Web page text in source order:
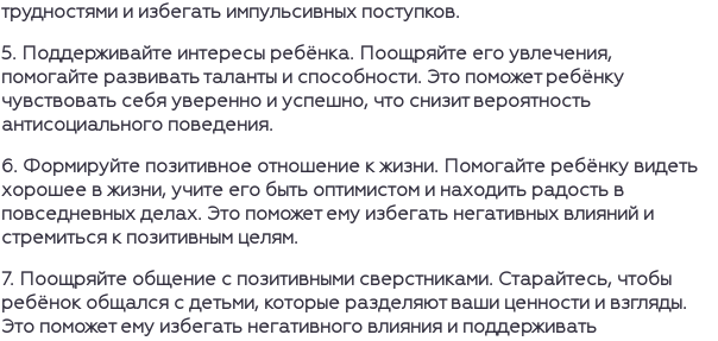
трудностями и избегать импульсивных поступков.
5. Поддерживайте интересы ребёнка. Поощряйте его увлечения,
помогайте развивать таланты и способности. Это поможет ребёнку
чувствовать себя уверенно и успешно, что снизит вероятность
антисоциального поведения.
6. Формируйте позитивное отношение к жизни. Помогайте ребёнку видеть
хорошее в жизни, учите его быть оптимистом и находить радость в
повседневных делах. Это поможет ему избегать негативных влияний и
стремиться к позитивным целям.
7. Поощряйте общение с позитивными сверстниками. Старайтесь, чтобы
ребёнок общался с детьми, которые разделяют ваши ценности и взгляды.
Это поможет ему избегать негативного влияния и поддерживать